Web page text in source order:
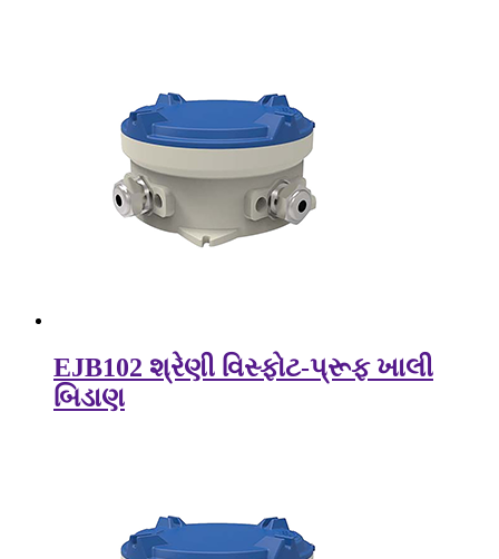
EJB102 શ્રેણી વિસ્ફોટ-પ્રૂફ ખાલી
બિડાણ